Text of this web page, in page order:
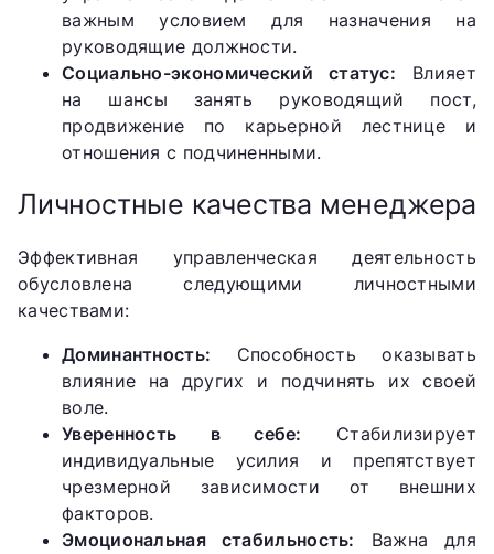
важным условием для назначения на
руководящие должности.
Социально-экономический статус: Влияет
на шансы занять руководящий пост,
продвижение по карьерной лестнице и
отношения с подчиненными.
Личностные качества менеджера
Эффективная управленческая деятельность
обусловлена следующими личностными
качествами:
Доминантность: Способность оказывать
влияние на других и подчинять их своей
воле.
Уверенность в себе: Стабилизирует
индивидуальные усилия и препятствует
чрезмерной зависимости от внешних
факторов.
Эмоциональная стабильность: Важна для